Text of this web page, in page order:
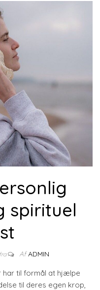
spirituel
Af ADMIN
har til formål at hjælpe
til deres egen krop,